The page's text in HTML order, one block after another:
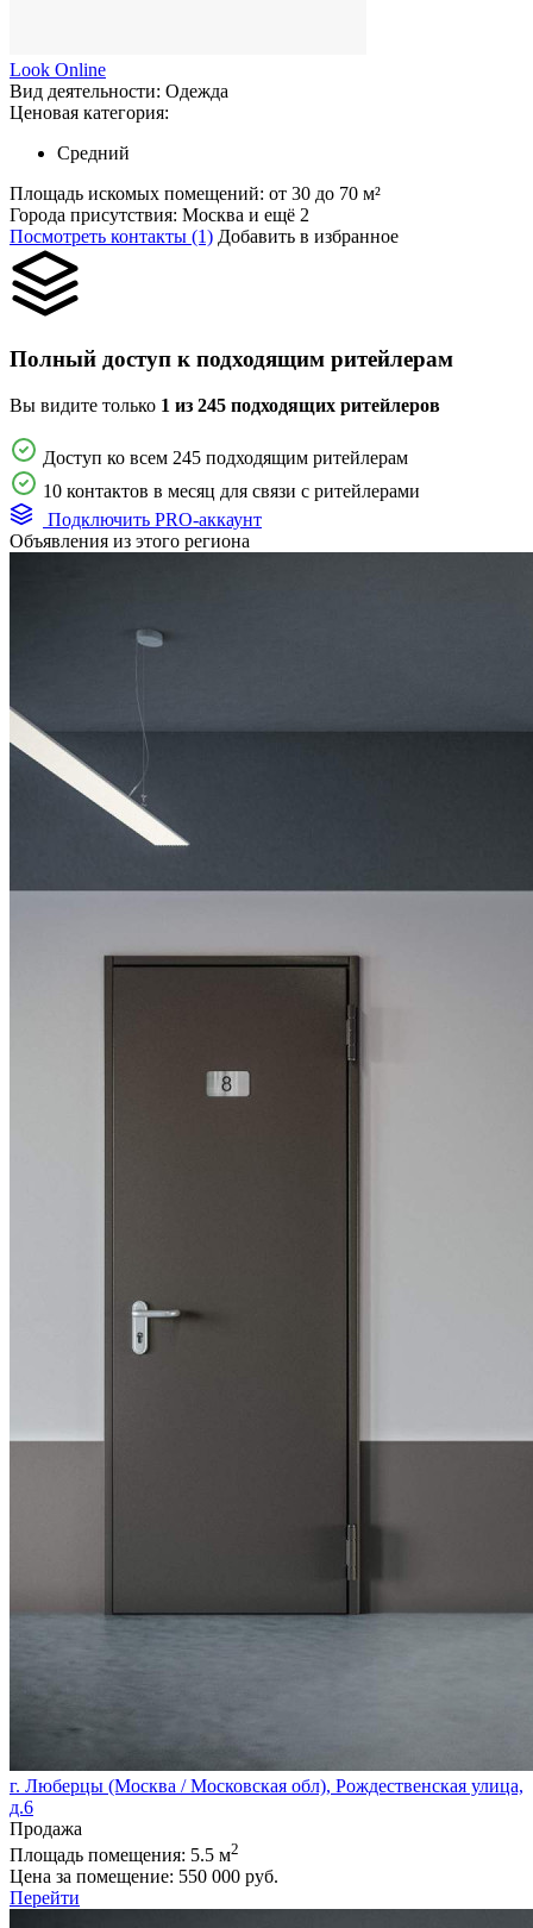
Look Online
Вид деятельности: Одежда
Ценовая категория:
Средний
Площадь искомых помещений: от 30 до 70 м²
Города присутствия: Москва и ещё 2
Посмотреть контакты (1) Добавить в избранное
Полный доступ к подходящим ритейлерам
Вы видите только 1 из 245 подходящих ритейлеров
Доступ ко всем 245 подходящим ритейлерам
10 контактов в месяц для связи с ритейлерами
Подключить PRO-аккаунт
Объявления из этого региона
г. Люберцы (Москва / Московская обл), Рождественская улица,
д.6
Продажа
Площадь помещения: 5.5 м2
Цена за помещение: 550 000 руб.
Перейти